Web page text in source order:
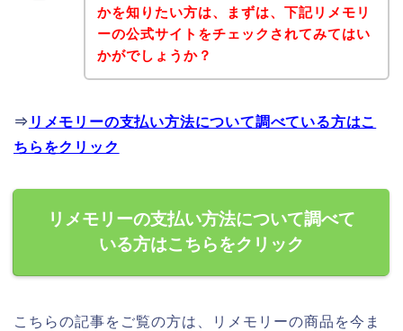
かを知りたい方は、まずは、下記リメモリ
ーの公式サイトをチェックされてみてはい
かがでしょうか？
⇒ リメモリーの支払い方法について調べている方はこ
ちらをクリック
リメモリーの支払い方法について調べて
いる方はこちらをクリック
こちらの記事をご覧の方は、リメモリーの商品を今ま